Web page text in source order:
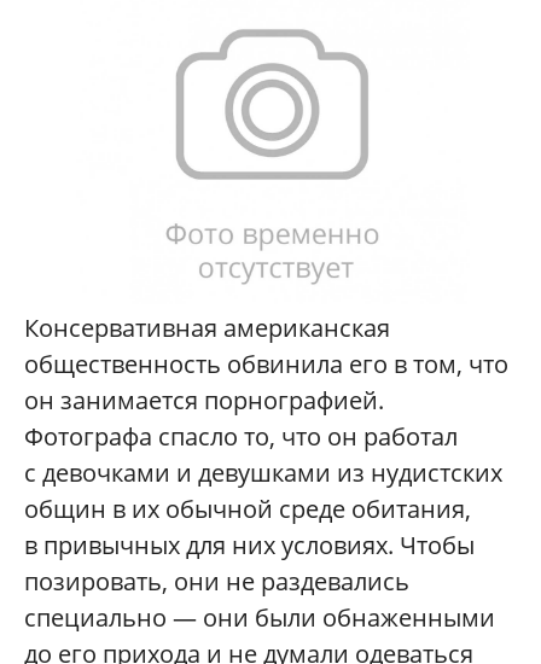
Консервативная американская
общественность обвинила его в том, что
он занимается порнографией.
Фотографа спасло то, что он работал
с девочками и девушками из нудистских
общин в их обычной среде обитания,
в привычных для них условиях. Чтобы
позировать, они не раздевались
специально — они были обнаженными
до его прихода и не думали одеваться